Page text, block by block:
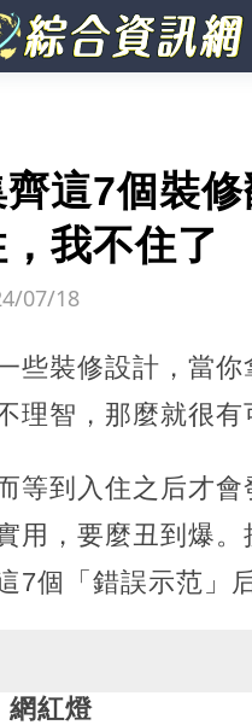
這7個裝
我不住了
07/18
些裝修設計，當
理智，那麼就很有
等到入住之后才
用，要麼丑到爆
7個「錯誤示范」
網紅燈